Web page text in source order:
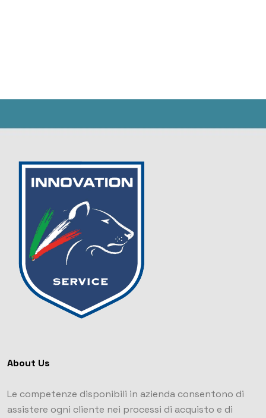
About Us
Le competenze disponibili in azienda consentono di
assistere ogni cliente nei processi di acquisto e di